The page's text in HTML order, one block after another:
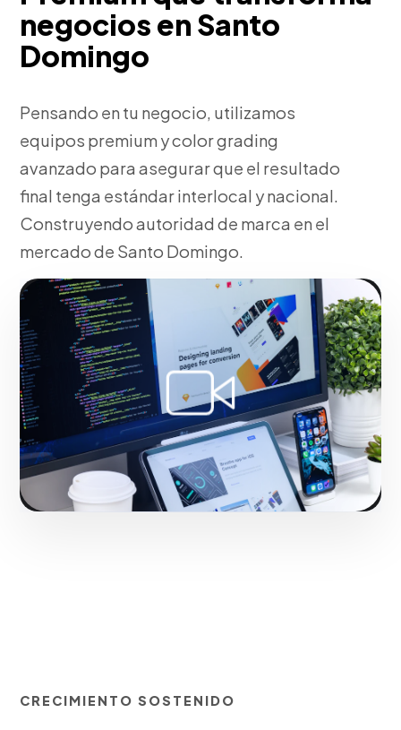
negocios en Santo
Domingo
Pensando en tu negocio, utilizamos
equipos premium y color grading
avanzado para asegurar que el resultado
final tenga estándar interlocal y nacional.
Construyendo autoridad de marca en el
mercado de Santo Domingo.
Fase 2:
En Santo Domingo, rodaje con equipos
técnicos de última generación. Con resultados
reales para el mercado de Santo Domingo.
Iniciar proyecto
CRECIMIENTO SOSTENIDO